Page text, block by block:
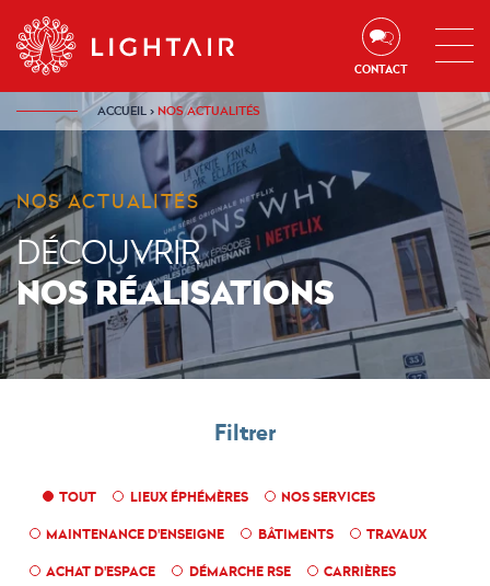
Aller au contenu Aller à la recherche
CONTACT
ACCUEIL›NOS ACTUALITÉS
NOS ACTUALITÉS
DÉCOUVRIR
NOS RÉALISATIONS
Filtrer
TOUT LIEUX ÉPHÉMÈRES
NOS SERVICES
MAINTENANCE D'ENSEIGNE
BÂTIMENTS
TRAVAUX
ACHAT D'ESPACE
DÉMARCHE RSE CARRIÈRES